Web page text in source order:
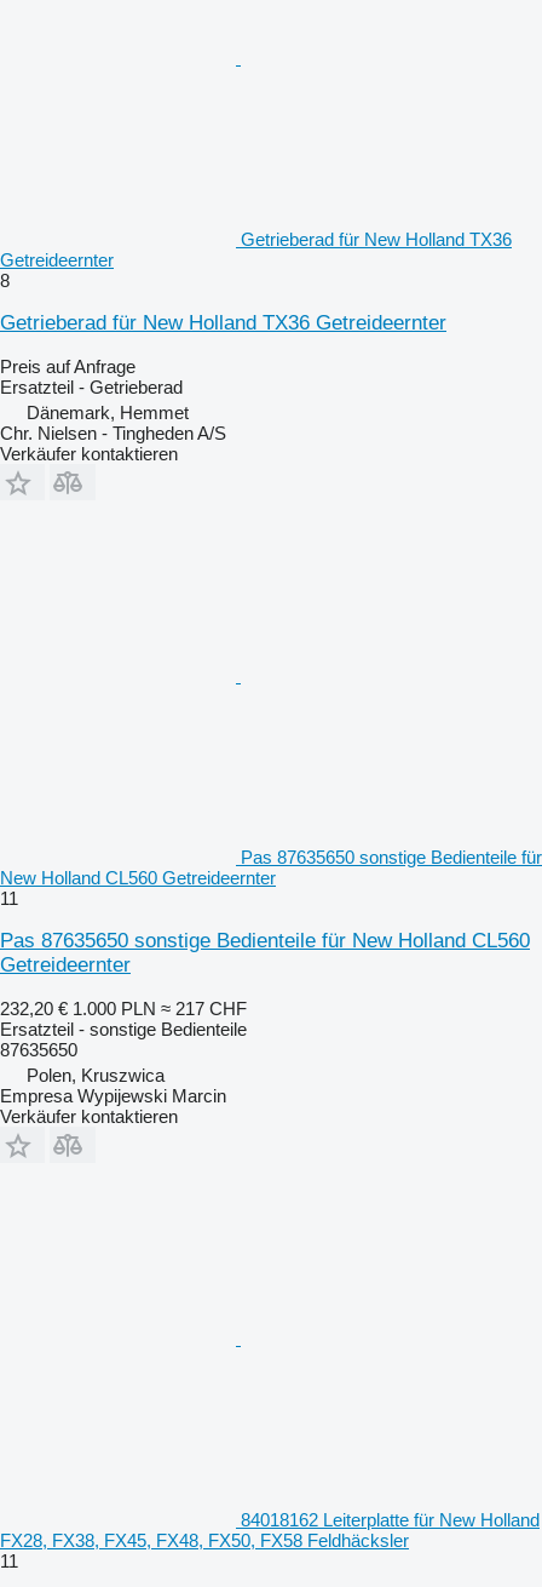
Getrieberad für New Holland TX36
Getreideernter
8
Getrieberad für New Holland TX36 Getreideernter
Preis auf Anfrage
Ersatzteil - Getrieberad
Dänemark, Hemmet
Chr. Nielsen - Tingheden A/S
Verkäufer kontaktieren
Pas 87635650 sonstige Bedienteile für
New Holland CL560 Getreideernter
11
Pas 87635650 sonstige Bedienteile für New Holland CL560
Getreideernter
232,20 € 1.000 PLN ≈ 217 CHF
Ersatzteil - sonstige Bedienteile
87635650
Polen, Kruszwica
Empresa Wypijewski Marcin
Verkäufer kontaktieren
84018162 Leiterplatte für New Holland
FX28, FX38, FX45, FX48, FX50, FX58 Feldhäcksler
11